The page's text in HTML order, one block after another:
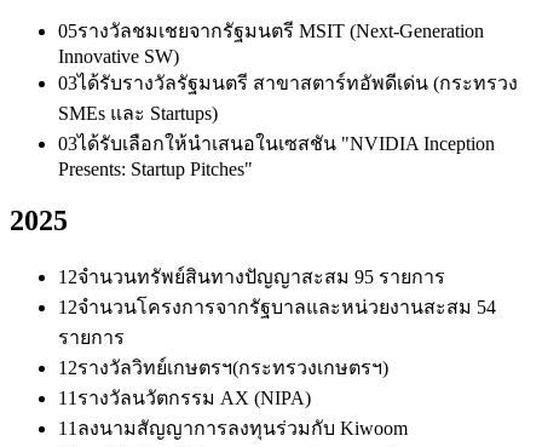
05รางวัลชมเชยจากรัฐมนตรี MSIT (Next-Generation
Innovative SW)
03ได้รับรางวัลรัฐมนตรี สาขาสตาร์ทอัพดีเด่น (กระทรวง
SMEs และ Startups)
03ได้รับเลือกให้นำเสนอในเซสชัน "NVIDIA Inception
Presents: Startup Pitches"
2025
12จำนวนทรัพย์สินทางปัญญาสะสม 95 รายการ
12จำนวนโครงการจากรัฐบาลและหน่วยงานสะสม 54
รายการ
12รางวัลวิทย์เกษตรฯ(กระทรวงเกษตรฯ)
11 รางวัลนวัตกรรม AX (NIPA)
11 ลงนามสัญญาการลงทุนร่วมกับ Kiwoom